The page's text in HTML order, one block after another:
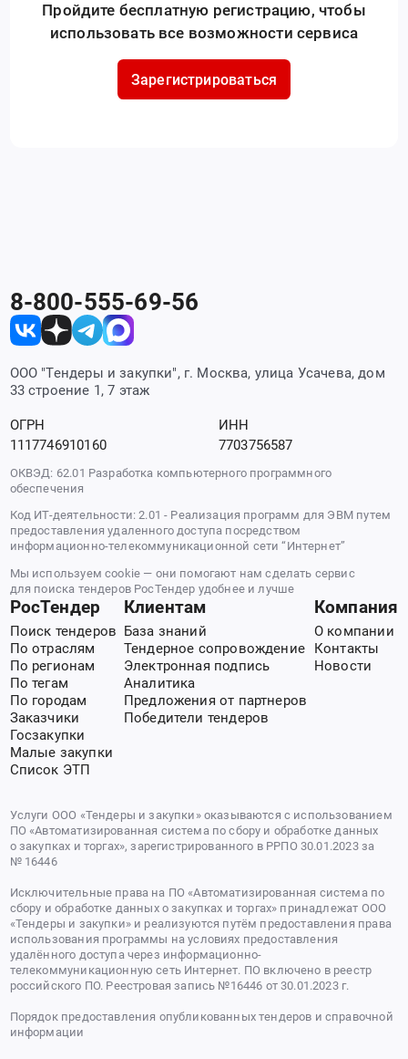
Пройдите бесплатную регистрацию, чтобы
использовать все возможности сервиса
Зарегистрироваться
8-800-555-69-56
ООО "Тендеры и закупки", г. Москва, улица Усачева, дом
33 строение 1, 7 этаж
ОГРН
1117746910160
ИНН
7703756587
ОКВЭД: 62.01 Разработка компьютерного программного
обеспечения
Код ИТ-деятельности: 2.01 - Реализация программ для ЭВМ путем
предоставления удаленного доступа посредством
информационно-телекоммуникационной сети “Интернет”
Мы используем cookie — они помогают нам сделать сервис
для поиска тендеров РосТендер удобнее и лучше
РосТендер
Поиск тендеров
По отраслям
По регионам
По тегам
По городам
Заказчики
Госзакупки
Малые закупки
Список ЭТП
Клиентам
База знаний
Тендерное сопровождение
Электронная подпись
Аналитика
Предложения от партнеров
Победители тендеров
Компания
О компании
Контакты
Новости
Услуги ООО «Тендеры и закупки» оказываются с использованием
ПО «Автоматизированная система по сбору и обработке данных
о закупках и торгах», зарегистрированного в РРПО 30.01.2023 за
№ 16446
Исключительные права на ПО «Автоматизированная система по
сбору и обработке данных о закупках и торгах» принадлежат ООО
«Тендеры и закупки» и реализуются путём предоставления права
использования программы на условиях предоставления
удалённого доступа через информационно-
телекоммуникационную сеть Интернет. ПО включено в реестр
российского ПО. Реестровая запись №16446 от 30.01.2023 г.
Порядок предоставления опубликованных тендеров и справочной
информации